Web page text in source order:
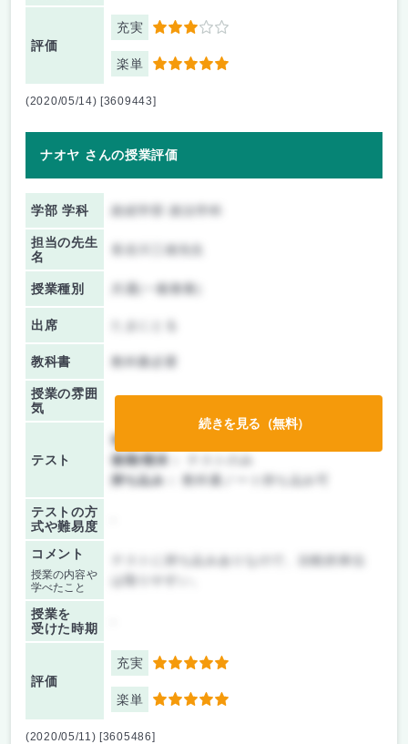
評価
充実 3
楽単 5
(2020/05/14) [3609443]
ナオヤ さんの授業評価
学部 学科 政経学部 政治学科
担当の先生
名
授業種別 共通(一般教養)
出席
教科書 教科書必要
授業の雰囲
気
テスト
前期/中間：
後期/期末：
持ち込み：
教科書ノート持ち込み可
テストの方
式や難易度
コメント
授業の内容や
学べたこと
テストに持ち込みありなので、比較的単位
授業を
受けた時期
評価
充実 5
楽単 5
続きを見る（無料）
(2020/05/11) [3605486]